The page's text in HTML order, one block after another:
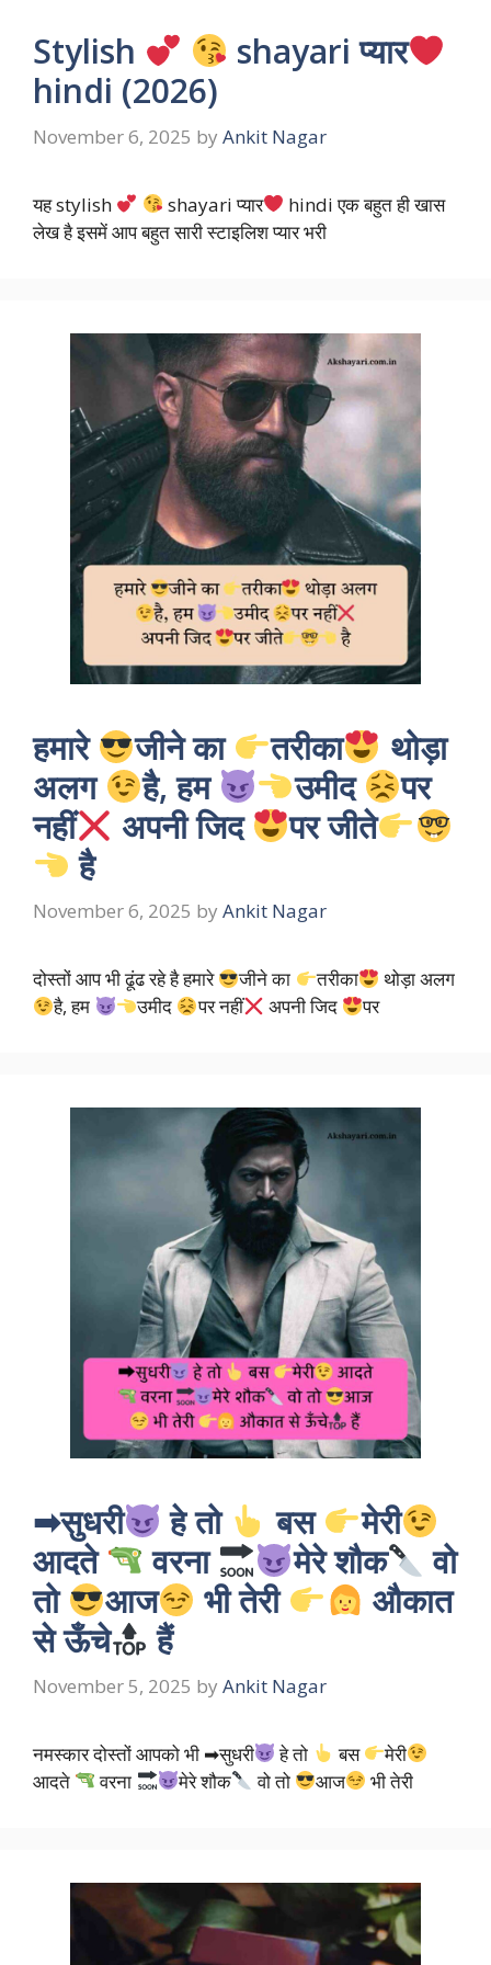
Stylish
shayari प्यार
hindi (2026)
November 6, 2025 by Ankit Nagar
यह stylish shayari प्यार
hindi एक बहुत ही खास
लेख है इसमें आप बहुत सारी स्टाइलिश प्यार भरी
हमारे जीने का तरीका
थोड़ा
अलग
है, हम उमीद
पर
नहीं
अपनी जिद
पर जीते
है
November 6, 2025 by Ankit Nagar
दोस्तों आप भी ढूंढ रहे है हमारे जीने का तरीका
थोड़ा अलग
है, हम
उमीद पर नहीं अपनी जिद पर
➡सुधरी हे तो बस
मेरी
आदते
वरना मेरे शौक
वो
तो
आज भी तेरी
औकात
से ऊँचे
हैं
November 5, 2025 by Ankit Nagar
नमस्कार दोस्तों आपको भी ➡सुधरी हे तो बस
मेरी
आदते
वरना मेरे शौक वो तो आज भी तेरी